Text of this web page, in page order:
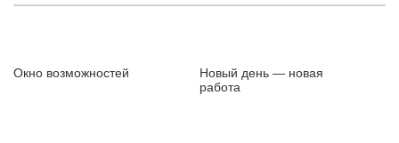
Окно возможностей
Новый день — новая
работа